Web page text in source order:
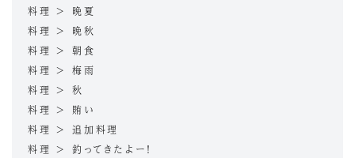
料理 > 晩夏
料理 > 晩秋
料理 > 朝食
料理 > 梅雨
料理 > 秋
料理 > 賄い
料理 > 追加料理
料理 > 釣ってきたよー！